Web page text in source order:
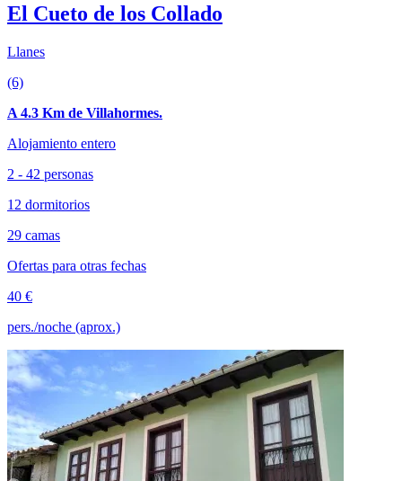
El Cueto de los Collado
Llanes
(6)
A 4.3 Km de Villahormes.
Alojamiento entero
2 - 42 personas
12 dormitorios
29 camas
Ofertas para otras fechas
40 €
pers./noche (aprox.)